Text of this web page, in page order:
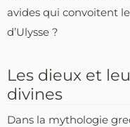
avides qui convoitent
d’Ulysse ?
Les dieux et
divines
Dans la mythologie